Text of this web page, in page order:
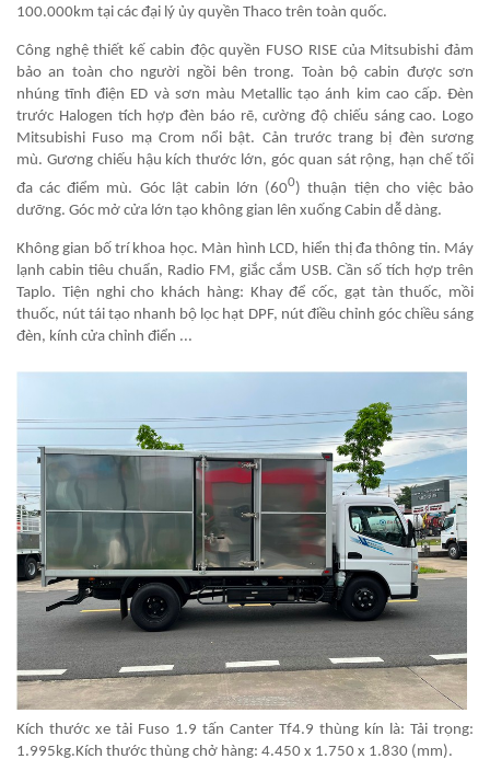
100.000km tại các đại lý ủy quyền Thaco trên toàn quốc.
Công nghệ thiết kế cabin độc quyền FUSO RISE của Mitsubishi đảm
bảo an toàn cho người ngồi bên trong. Toàn bộ cabin được sơn
nhúng tĩnh điện ED và sơn màu Metallic tạo ánh kim cao cấp. Đèn
trước Halogen tích hợp đèn báo rẽ, cường độ chiếu sáng cao. Logo
Mitsubishi Fuso mạ Crom nổi bật. Cản trước trang bị đèn sương
mù. Gương chiếu hậu kích thước lớn, góc quan sát rộng, hạn chế tối
đa các điểm mù. Góc lật cabin lớn (600) thuận tiện cho việc bảo
dưỡng. Góc mở cửa lớn tạo không gian lên xuống Cabin dễ dàng.
Không gian bố trí khoa học. Màn hình LCD, hiển thị đa thông tin. Máy
lạnh cabin tiêu chuẩn, Radio FM, giắc cắm USB. Cần số tích hợp trên
Taplo. Tiện nghi cho khách hàng: Khay để cốc, gạt tàn thuốc, mồi
thuốc, nút tái tạo nhanh bộ lọc hạt DPF, nút điều chỉnh góc chiều sáng
đèn, kính cửa chỉnh điển ...
Kích thước xe tải Fuso 1.9 tấn Canter Tf4.9 thùng kín là: Tải trọng:
1.995kg.Kích thước thùng chở hàng: 4.450 x 1.750 x 1.830 (mm).